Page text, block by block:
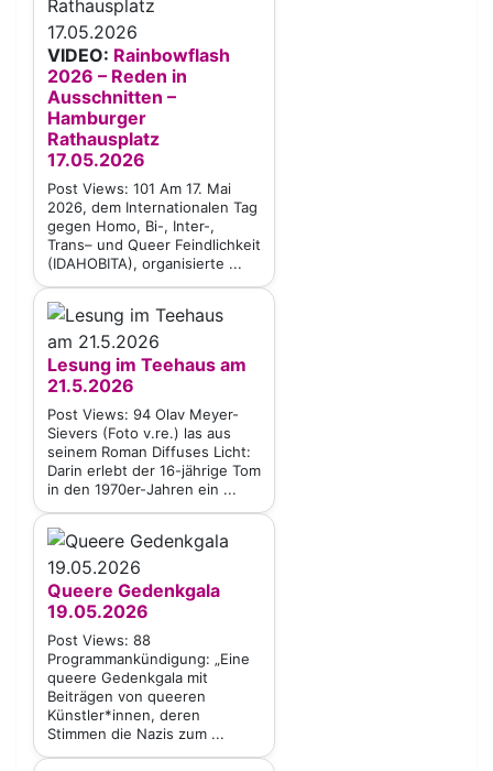
VIDEO: Rainbowflash
2026 – Reden in
Ausschnitten –
Hamburger
Rathausplatz
17.05.2026
Post Views: 101 Am 17. Mai
2026, dem Internationalen Tag
gegen Homo, Bi-, Inter-,
Trans– und Queer Feindlichkeit
(IDAHOBITA), organisierte ...
Lesung im Teehaus am
21.5.2026
Post Views: 94 Olav Meyer-
Sievers (Foto v.re.) las aus
seinem Roman Diffuses Licht:
Darin erlebt der 16-jährige Tom
in den 1970er-Jahren ein ...
Queere Gedenkgala
19.05.2026
Post Views: 88
Programmankündigung: „Eine
queere Gedenkgala mit
Beiträgen von queeren
Künstler*innen, deren
Stimmen die Nazis zum ...